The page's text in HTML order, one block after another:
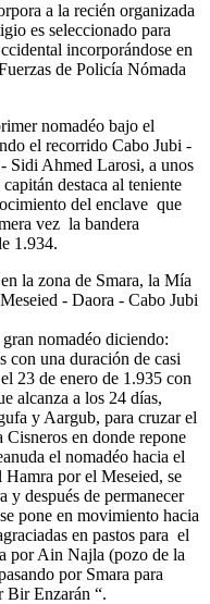
a la recién organizada
es seleccionado para
incorporándose en
de Policía Nómada
nomadéo bajo el
el recorrido Cabo Jubi -
Sidi Ahmed Larosi, a unos
destaca al teniente
del enclave que
vez la bandera
1.934.
la zona de Smara, la Mía
- Daora - Cabo Jubi
nomadéo diciendo:
con una duración de casi
23 de enero de 1.935 con
alcanza a los 24 días,
y Aargub, para cruzar el
en donde repone
el nomadéo hacia el
por el Meseied, se
y después de permanecer
pone en movimiento hacia
en pastos para el
por Ain Najla (pozo de la
por Smara para
Bir Enzarán “.